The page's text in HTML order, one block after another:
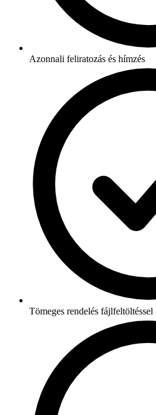
Azonnali feliratozás és hímzés
Tömeges rendelés fájlfeltöltéssel